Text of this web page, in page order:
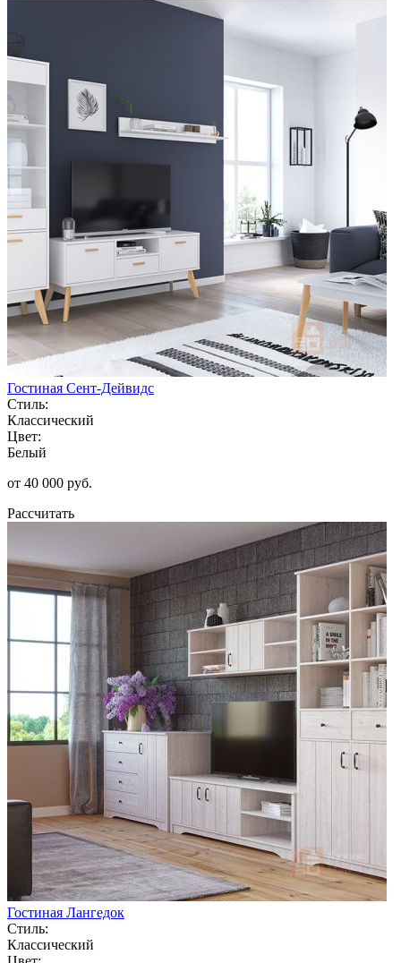
Гостиная Сент-Дейвидс
Стиль:
Классический
Цвет:
Белый
от 40 000 руб.
Рассчитать
Гостиная Лангедок
Стиль:
Классический